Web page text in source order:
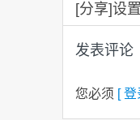
[分享]设
发表评论
您必须 [ 登